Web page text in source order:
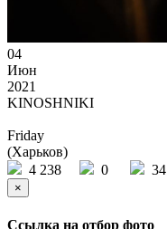
04
Июн
2021
KINOSHNIKI
Friday
(Харьков)
4 238
0 34
×
Ссылка на отбор фото